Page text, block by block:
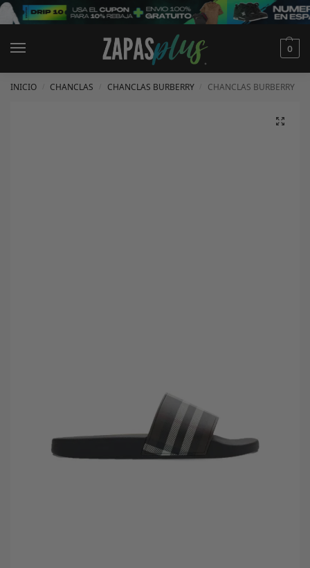
0
INICIO CHANCLAS CHANCLAS BURBERRY CHANCLAS BURBERRY